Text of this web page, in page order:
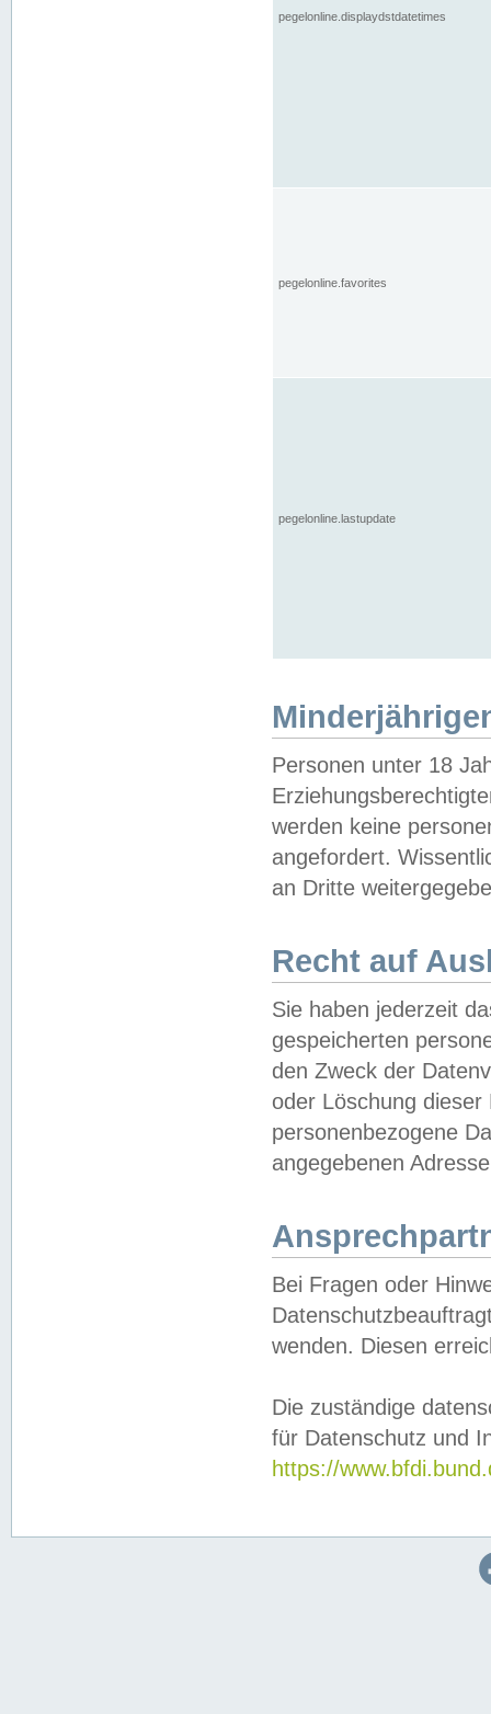
pegelonline.displaydstdatetimes
pegelonline.favorites
pegelonline.lastupdate
Personen unter 18
werden keine
angefordert.
an Dritte
Recht auf
Sie haben jederzeit
gespeicherten
den Zweck der
oder Löschung
personenbezogene
angegebenen
Bei Fragen oder
wenden. Diesen
Die zuständige
für Datenschutz und
https://